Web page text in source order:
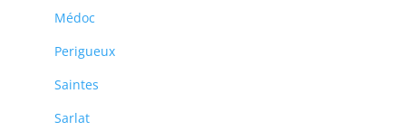
Médoc
Perigueux
Saintes
Sarlat